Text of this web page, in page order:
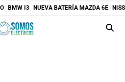
BMW I3 NUEVA BATERÍA MAZDA 6E